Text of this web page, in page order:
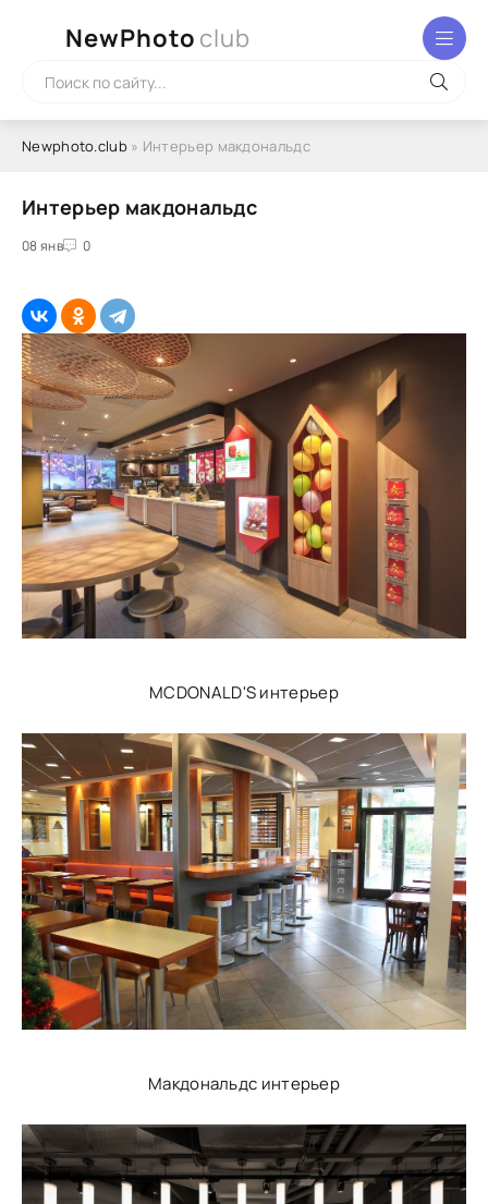
NewPhoto club
Newphoto.club» Интерьер макдональдс
Интерьер макдональдс
08 янв 0
MCDONALD'S интерьер
Макдональдс интерьер